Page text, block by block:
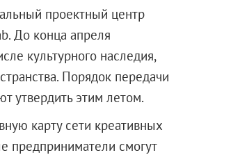
проектный центр
До конца апреля
культурного наследия,
Порядок передачи
утвердить этим летом.
карту сети креативных
предприниматели смогут